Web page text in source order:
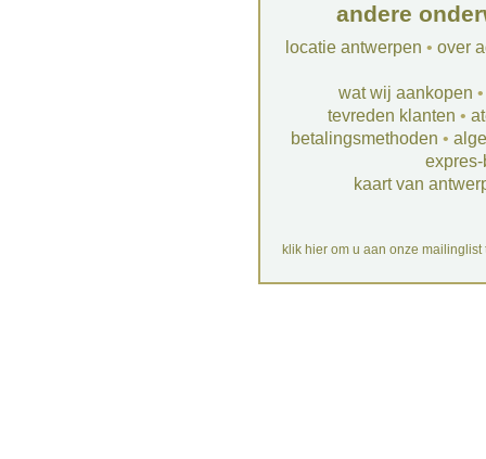
andere
locatie antwerpen • over
wat wij aankopen
tevreden klanten •
betalingsmethoden •
kaart van
klik hier om u aan onze mailinglist